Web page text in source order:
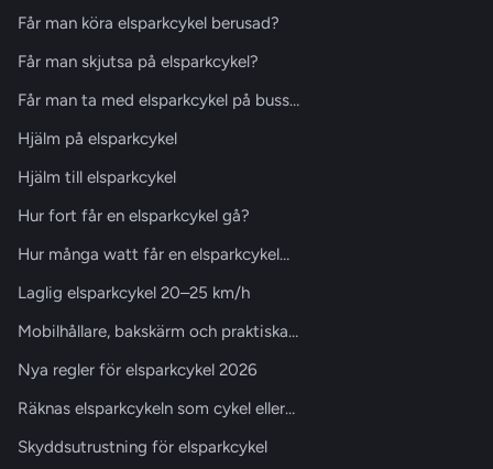
Får man köra elsparkcykel berusad?
Får man skjutsa på elsparkcykel?
Får man ta med elsparkcykel på buss…
Hjälm på elsparkcykel
Hjälm till elsparkcykel
Hur fort får en elsparkcykel gå?
Hur många watt får en elsparkcykel…
Laglig elsparkcykel 20–25 km/h
Mobilhållare, bakskärm och praktiska…
Nya regler för elsparkcykel 2026
Räknas elsparkcykeln som cykel eller…
Skyddsutrustning för elsparkcykel